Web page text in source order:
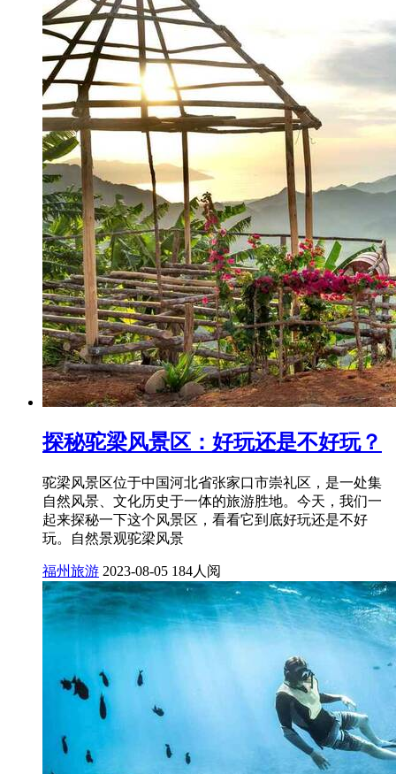
探秘驼梁风景区：好玩还是不好玩？
驼梁风景区位于中国河北省张家口市崇礼区，是一处集
自然风景、文化历史于一体的旅游胜地。今天，我们一
起来探秘一下这个风景区，看看它到底好玩还是不好
玩。自然景观驼梁风景
福州旅游 2023-08-05 184人阅